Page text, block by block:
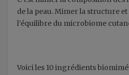
de la peau.Mimer la structure et
l’équilibre du microbiome
Voici les 10 ingrédients